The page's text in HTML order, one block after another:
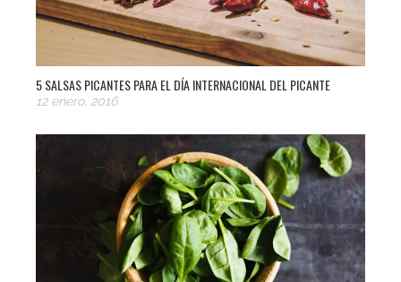
5 SALSAS PICANTES PARA EL DÍA INTERNACIONAL DEL PICANTE
12 enero, 2016